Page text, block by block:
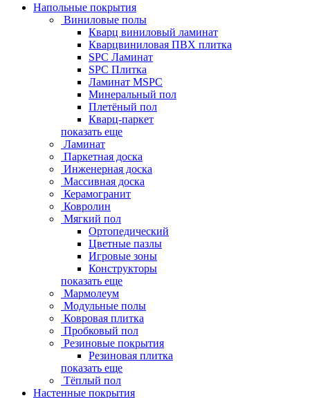
Напольные покрытия
Виниловые полы
Кварц виниловый ламинат
Кварцвиниловая ПВХ плитка
SPC Ламинат
SPC Плитка
Ламинат MSPC
Минеральный пол
Плетёный пол
Кварц-паркет
показать еще
Ламинат
Паркетная доска
Инженерная доска
Массивная доска
Керамогранит
Ковролин
Мягкий пол
Ортопедический
Цветные пазлы
Игровые зоны
Конструкторы
показать еще
Мармолеум
Модульные полы
Ковровая плитка
Пробковый пол
Резиновые покрытия
Резиновая плитка
показать еще
Тёплый пол
Настенные покрытия